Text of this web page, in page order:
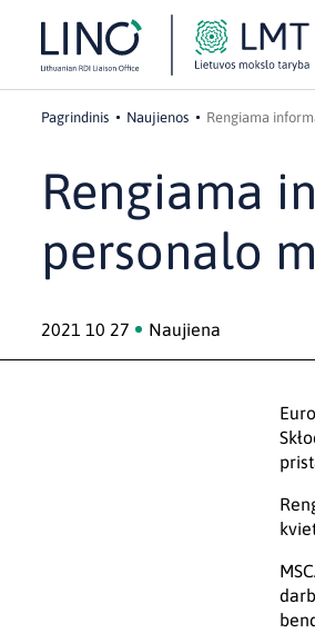
Pagrindinis Naujienos Rengiama
Rengiama
personalo
2021 10 27 Naujiena